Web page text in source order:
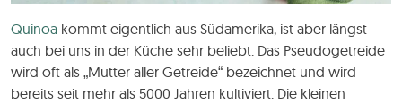
Quinoa kommt eigentlich aus Südamerika, ist aber längst
auch bei uns in der Küche sehr beliebt. Das Pseudogetreide
wird oft als „Mutter aller Getreide“ bezeichnet und wird
bereits seit mehr als 5000 Jahren kultiviert. Die kleinen